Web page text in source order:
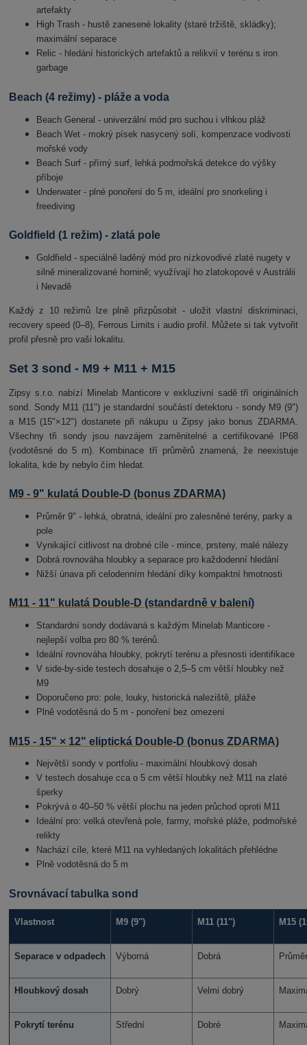
artefakty
High Trash - hustě zanesené lokality (staré tržiště, skládky);
maximální separace
Relic - hledání historických artefaktů a relikvií v terénu s iron
garbage
Beach (4 režimy) - pláže a voda
Beach General - univerzální mód pro suchou i vlhkou pláž
Beach Wet - mokrý písek nasycený solí, kompenzace vodivosti
mořské vody
Beach Surf - přímý surf, lehká podmořská detekce do výšky
příboje
Underwater - plné ponoření do 5 m, ideální pro snorkeling i
freediving
Goldfield (1 režim) - zlatá pole
Goldfield - speciálně laděný mód pro nízkovodivé zlaté nugety v
silně mineralizované hornině; využívají ho zlatokopové v Austrálii
i Nevadě
Každý z 10 režimů lze plně přizpůsobit - uložit vlastní diskriminaci,
recovery speed (0–8), Ferrous Limits i audio profil. Můžete si tak vytvořit
profil přesně pro vaši lokalitu.
Set 3 sond - M9 + M11 + M15
Zipsy s.r.o. nabízí Minelab Manticore v exkluzivní sadě tří originálních
sond. Sondy M11 (11") je standardní součástí detektoru - sondy M9 (9")
a M15 (15"×12") dostanete při nákupu u Zipsy jako bonus ZDARMA.
Všechny tři sondy jsou navzájem zaměnitelné a certifikované IP68
(vodotěsné do 5 m). Kombinace tří průměrů znamená, že neexistuje
lokalita, kde by nebylo čím hledat.
M9 - 9" kulatá Double-D (bonus ZDARMA)
Průměr 9" - lehká, obratná, ideální pro zalesněné terény, parky a
pole
Vynikající citlivost na drobné cíle - mince, prsteny, malé nálezy
Dobrá rovnováha hloubky a separace pro každodenní hledání
Nižší únava při celodenním hledání díky kompaktní hmotnosti
M11 - 11" kulatá Double-D (standardně v balení)
Standardní sondy dodávaná s každým Minelab Manticore -
nejlepší volba pro 80 % terénů.
Ideální rovnováha hloubky, pokrytí terénu a přesnosti identifikace
V side-by-side testech dosahuje o 2,5–5 cm větší hloubky než
M9
Doporučeno pro: pole, louky, historická naleziště, pláže
Plně vodotěsná do 5 m - ponoření bez omezení
M15 - 15" × 12" eliptická Double-D (bonus ZDARMA)
Největší sondy v portfoliu - maximální hloubkový dosah
V testech dosahuje cca o 5 cm větší hloubky než M11 na zlaté
šperky
Pokrývá o 40–50 % větší plochu na jeden průchod oproti M11
Ideální pro: velká otevřená pole, farmy, mořské pláže, podmořské
relikty
Nachází cíle, které M11 na vyhledaných lokalitách přehlédne
Plně vodotěsná do 5 m
Srovnávací tabulka sond
Vlastnost M9 (9") M11 (11") M15
Separace v odpadech Výborná Dobrá
Hloubkový dosah Dobrý Velmi dobrý
Pokrytí terénu Střední Dobré